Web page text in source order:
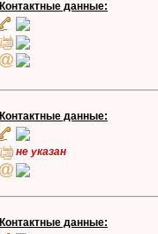
Контактные данные:
Контактные данные:
не указан
Контактные данные: